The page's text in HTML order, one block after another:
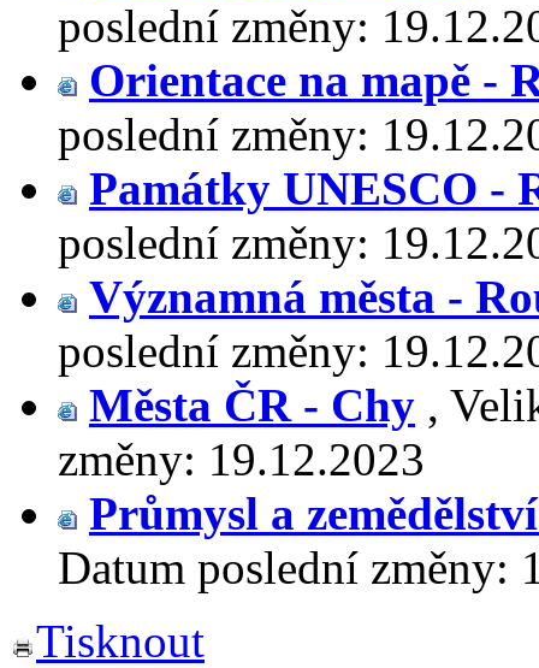
poslední změny:
Orientace na mapě -
poslední změny:
Památky UNESCO -
poslední změny:
Významná města -
poslední změny:
Města ČR - Chy ,
změny: 19.12.2023
Průmysl a
Datum poslední změny:
Tisknout